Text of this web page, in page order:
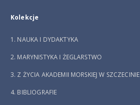
Kolekcje
1. NAUKA I DYDAKTYKA
2. MARYNISTYKA I ŻEGLARSTWO
3. Z ŻYCIA AKADEMII MORSKIEJ W SZCZECINIE
4. BIBLIOGRAFIE